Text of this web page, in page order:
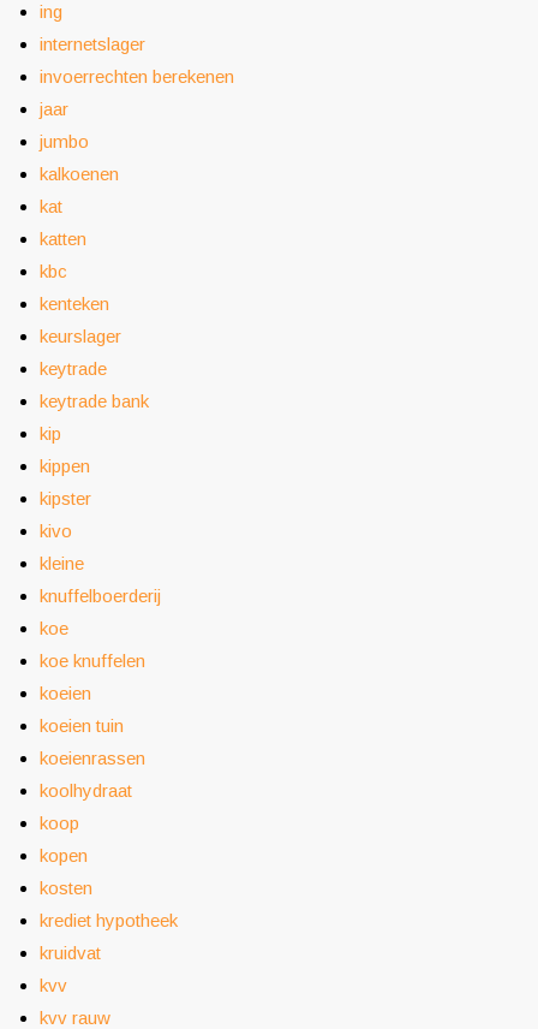
ing
internetslager
invoerrechten berekenen
jaar
jumbo
kalkoenen
kat
katten
kbc
kenteken
keurslager
keytrade
keytrade bank
kip
kippen
kipster
kivo
kleine
knuffelboerderij
koe
koe knuffelen
koeien
koeien tuin
koeienrassen
koolhydraat
koop
kopen
kosten
krediet hypotheek
kruidvat
kvv
kvv rauw